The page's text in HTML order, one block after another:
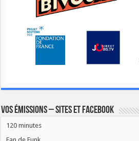
Vos émissions – Sites et Facebook
120 minutes